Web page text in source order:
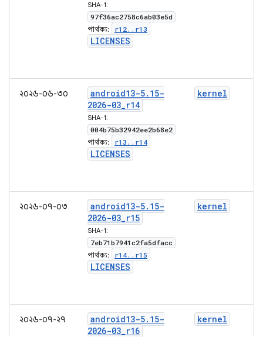
SHA-1:
97f36ac2758c6ab03e5d
পার্থক্য: r12. . r13
LICENSES
২০২৬-০৬-৩০ android13-5. 15-
2026-03_r14
SHA-1:
004b75b32942ee2b68e2
পার্থক্য: r13 . . r14
LICENSES
kernel
২০২৬-০৭-০৩ android13-5. 15-
2026-03_r15
SHA-1:
7eb71b7941c2fa5dfacc
পার্থক্য: r14. . r15
LICENSES
kernel
২০২৬-০৭-২৭ android13-5. 15-
2026-03_r16
kernel